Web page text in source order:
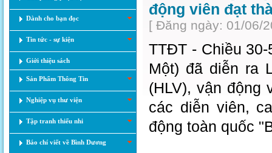
Dành cho bạn đọc
Tin tức - sự kiện
Giới thiệu sách
Sản Phẩm Thông Tin
Nghiệp vụ thư viện
Tập tranh thiếu nhi
Báo chí viết về Bình Dương
động viên đạt
[ Đăng ngày: 01/06/
TTĐT - ​Chiều
Một) đã diễn ra
(HLV), vận động
các diễn viên,
động toàn quốc